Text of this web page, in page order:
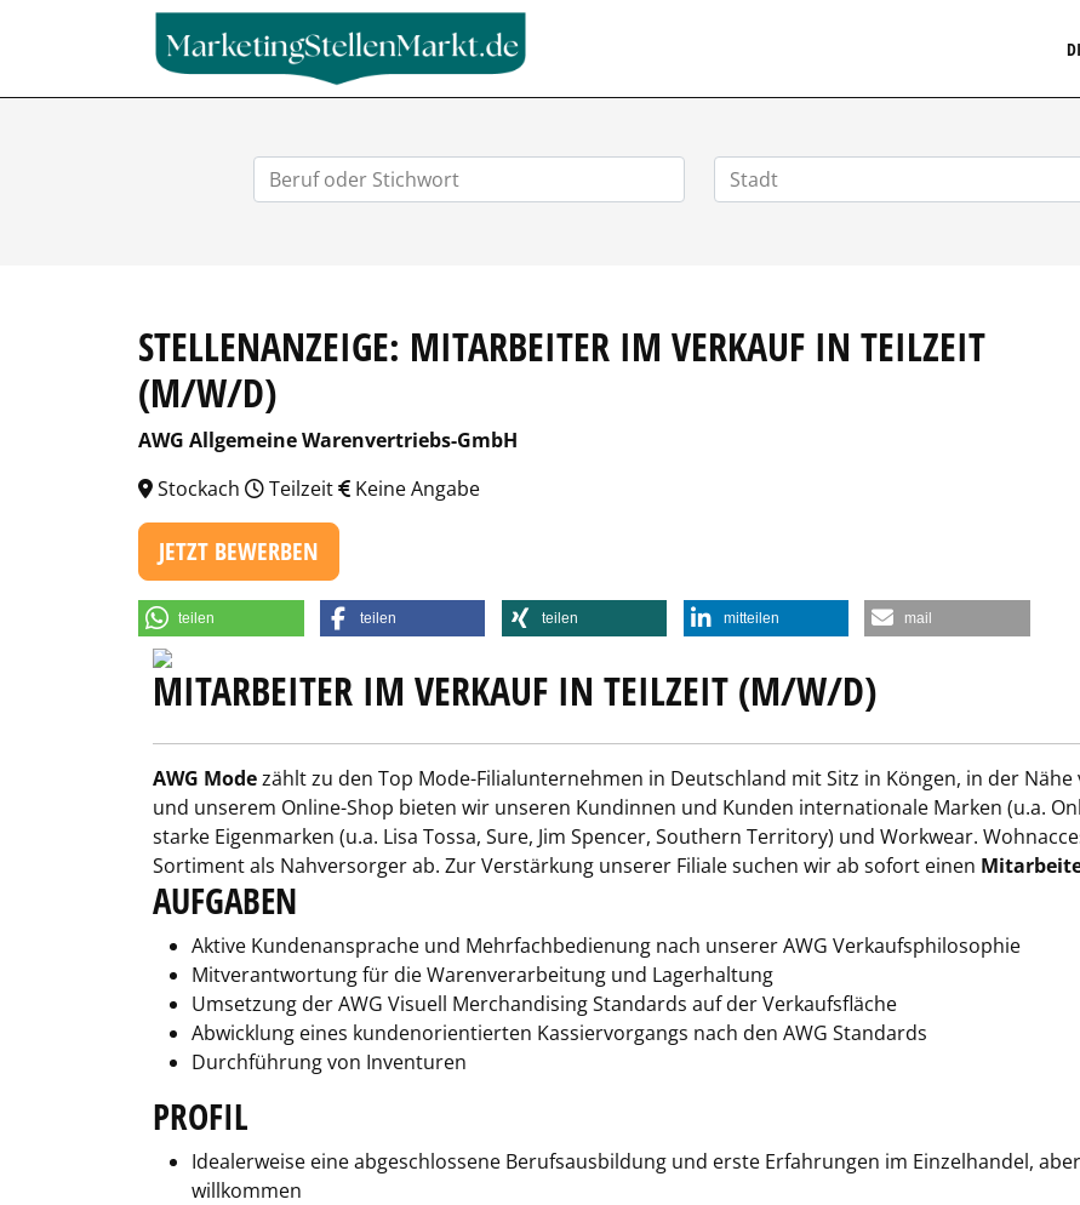
STELLENANZEIGE: MITARBEITER IM VERKAUF IN TEILZEIT
(M/W/D)
AWG Allgemeine Warenvertriebs-GmbH
Stockach
Teilzeit Keine Angabe
JETZT BEWERBEN
teilen teilen teilen mitteilen mail
MITARBEITER IM VERKAUF IN TEILZEIT (M/W/D)
AWG Modezählt zu den Top Mode-Filialunternehmen in Deutschland mit Sitz in Köngen, in der
und unserem Online-Shop bieten wir unseren Kundinnen und Kunden internationale Marken (u.a.
starke Eigenmarken (u.a. Lisa Tossa, Sure, Jim Spencer, Southern Territory) und Workwear.
Sortiment als Nahversorger ab. Zur Verstärkung unserer Filiale suchen wir ab sofort einen
AUFGABEN
Aktive Kundenansprache und Mehrfachbedienung nach unserer AWG Verkaufsphilosophie
Mitverantwortung für die Warenverarbeitung und Lagerhaltung
Umsetzung der AWG Visuell Merchandising Standards auf der Verkaufsfläche
Abwicklung eines kundenorientierten Kassiervorgangs nach den AWG Standards
Durchführung von Inventuren
PROFIL
Idealerweise eine abgeschlossene Berufsausbildung und erste Erfahrungen im Einzelhandel,
willkommen